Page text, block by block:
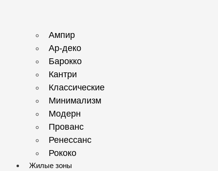
Ампир
Ар-деко
Барокко
Кантри
Классические
Минимализм
Модерн
Прованс
Ренессанс
Рококо
Жилые зоны